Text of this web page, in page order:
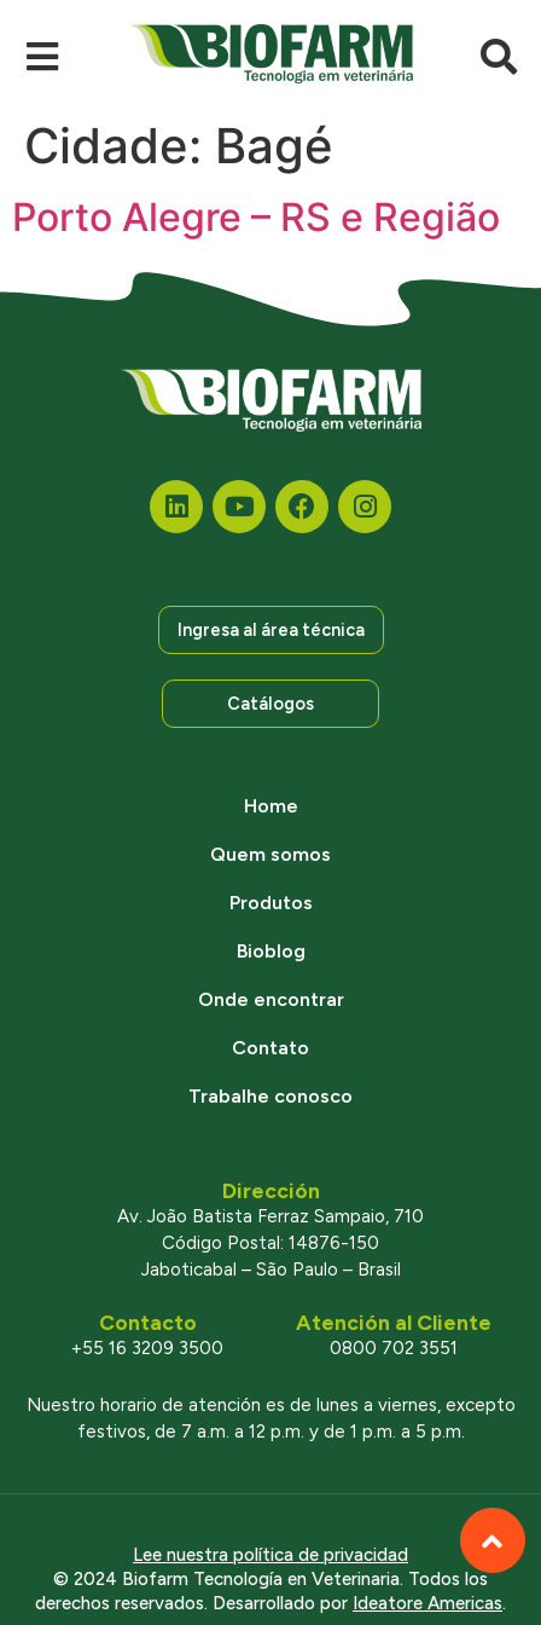
Cidade: Bagé
Porto Alegre – RS e Região
Ingresa al área técnica
Catálogos
Home
Quem somos
Produtos
Bioblog
Onde encontrar
Contato
Trabalhe conosco
Dirección
Av. João Batista Ferraz Sampaio, 710
Código Postal: 14876-150
Jaboticabal – São Paulo – Brasil
Contacto
+55 16 3209 3500
Atención al Cliente
0800 702 3551
Nuestro horario de atención es de lunes a viernes, excepto
festivos, de 7 a.m. a 12 p.m. y de 1 p.m. a 5 p.m.
Lee nuestra política de privacidad
© 2024 Biofarm Tecnología en Veterinaria. Todos los
derechos reservados. Desarrollado por Ideatore Americas.